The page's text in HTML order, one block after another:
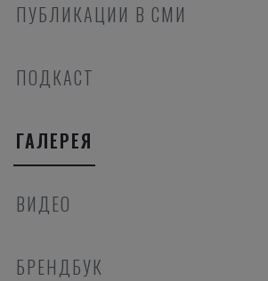
ПУБЛИКАЦИИ В СМИ
ПОДКАСТ
ГАЛЕРЕЯ
ВИДЕО
БРЕНДБУК